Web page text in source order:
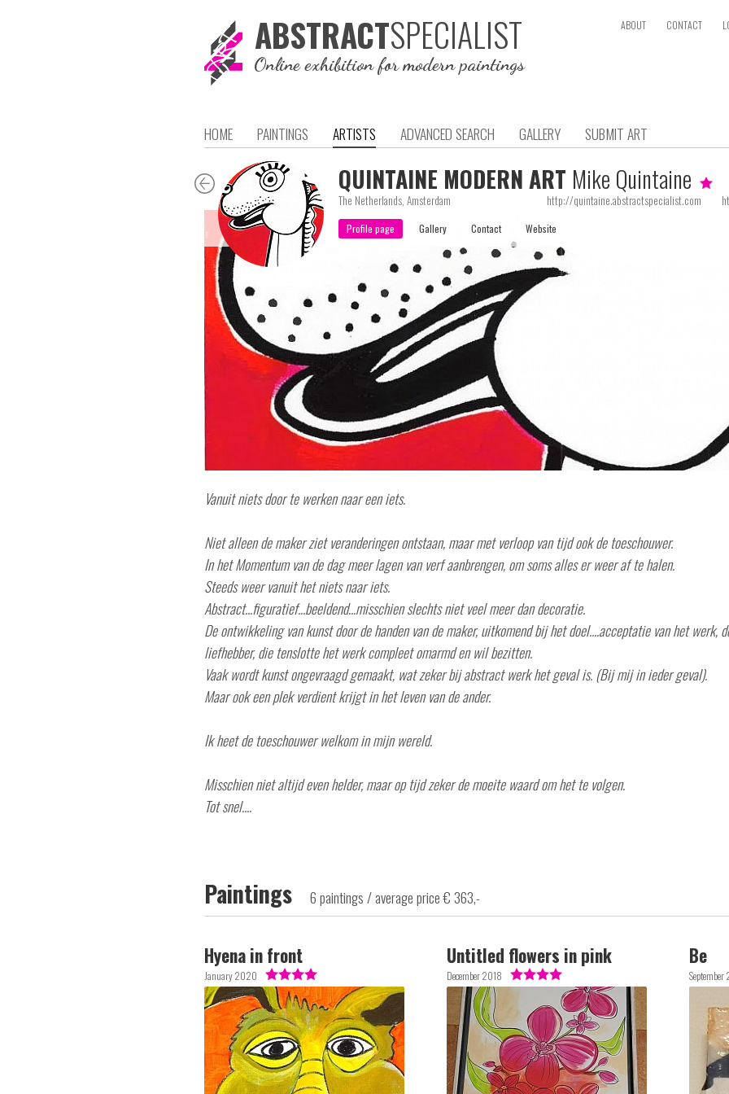
ABSTRACTSPECIALIST
Online exhibition for modern paintings
ABOUT CONTACT
HOME PAINTINGS ARTISTS ADVANCED SEARCH GALLERY SUBMIT ART
QUINTAINE MODERN ART Mike Quintaine
The Netherlands, Amsterdam http://quintaine.abstractspecialist.com
Vanuit niets door te werken naar een iets.
Niet alleen de maker ziet veranderingen ontstaan, maar met verloop van tijd ook de toeschouwer.
In het Momentum van de dag meer lagen van verf aanbrengen, om soms alles er weer af te halen.
Steeds weer vanuit het niets naar iets.
Abstract...figuratief...beeldend...misschien slechts niet veel meer dan decoratie.
De ontwikkeling van kunst door de handen van de maker, uitkomend bij het doel....acceptatie van het werk,
liefhebber, die tenslotte het werk compleet omarmd en wil bezitten.
Vaak wordt kunst ongevraagd gemaakt, wat zeker bij abstract werk het geval is. (Bij mij in ieder geval).
Maar ook een plek verdient krijgt in het leven van de ander.
Ik heet de toeschouwer welkom in mijn wereld.
Misschien niet altijd even helder, maar op tijd zeker de moeite waard om het te volgen.
Tot snel....
Paintings 6 paintings / average price € 363,-
January 2020
Hyena in front
December 2018
Untitled flowers in pink
September
Be